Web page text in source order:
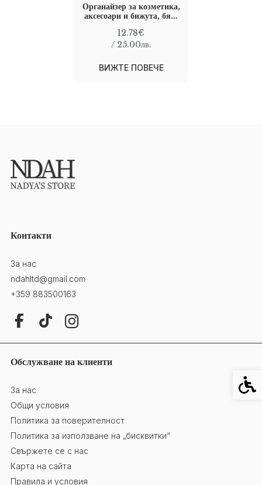
Органайзер за козметика,
аксесоари и бижута, бял,
12.78€
/ 25.00лв.
ВИЖТЕ ПОВЕЧЕ
Контакти
За нас
ndahltd@gmail.com
+359 883500163
Обслужване на клиенти
За нас
Общи условия
Политика за поверителност
Политика за използване на „бисквитки“
Свържете се с нас
Карта на сайта
Правила и условия